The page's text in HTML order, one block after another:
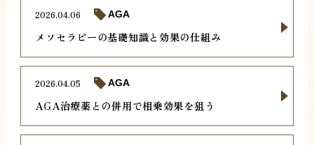
メソセラピーの基礎知識と効果の仕組み
2026.04.06 AGA
AGA治療薬との併用で相乗効果を狙う
2026.04.05 AGA